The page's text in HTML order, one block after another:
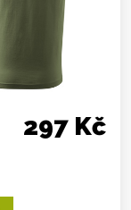
297 Kč